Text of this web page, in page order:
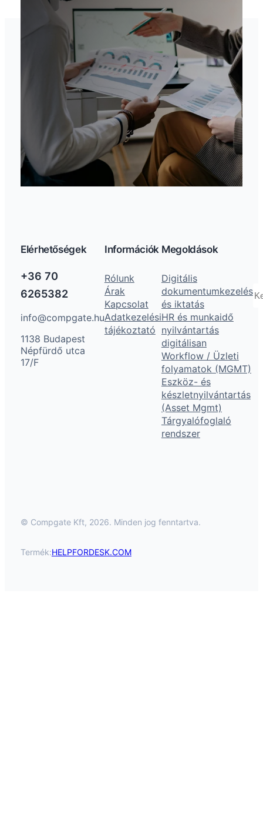
Elérhetőségek
+36 70
6265382
info@compgate.hu
1138 Budapest
Népfürdő utca
17/F
Információk
Rólunk
Árak
Kapcsolat
Adatkezelési
tájékoztató
Megoldások
Digitális
dokumentumkezelés
és iktatás
HR és munkaidő
nyilvántartás
digitálisan
Workflow / Üzleti
folyamatok (MGMT)
Eszköz- és
készletnyilvántartás
(Asset Mgmt)
Tárgyalófoglaló
rendszer
© Compgate Kft, 2026. Minden jog fenntartva.
Termék:HELPFORDESK.COM